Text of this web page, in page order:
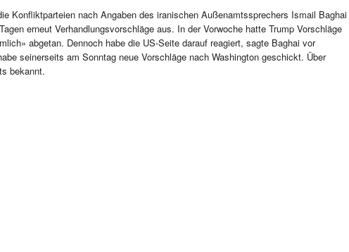
Konfliktparteien nach Angaben des iranischen Außenamtssprechers Ismail Baghai
erneut Verhandlungsvorschläge aus. In der Vorwoche hatte Trump Vorschläge
abgetan. Dennoch habe die US-Seite darauf reagiert, sagte Baghai vor
seinerseits am Sonntag neue Vorschläge nach Washington geschickt. Über
bekannt.